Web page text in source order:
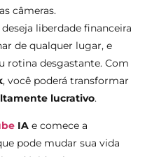
câmeras.
liberdade financeira
de qualquer lugar, e
rotina desgastante. Com
, você poderá transformar
lucrativo.
IA e comece a
pode mudar sua vida